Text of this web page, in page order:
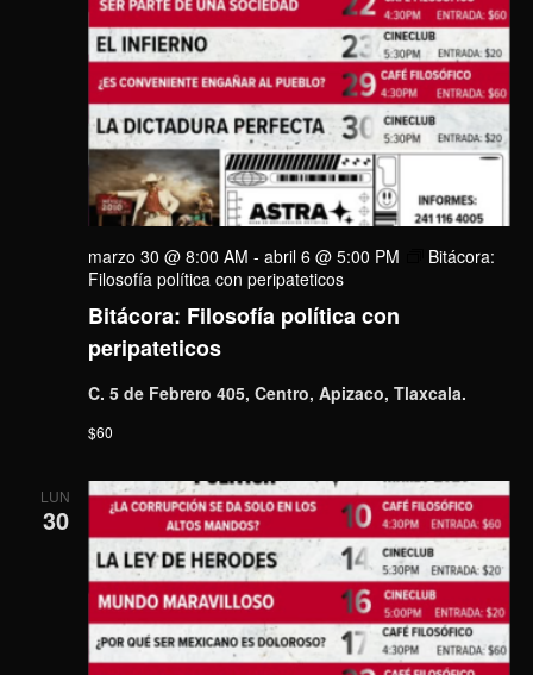
Bitácora: Filosofía política con
peripateticos
marzo 30 @ 8:00 AM - abril 6 @ 5:00 PM
Bitácora:
Filosofía política con peripateticos
C. 5 de Febrero 405, Centro, Apizaco, Tlaxcala.
$60
LUN
30